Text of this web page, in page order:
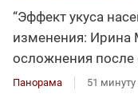
“Эффект укуса
изменения: Ирина
осложнения
Панорама 51